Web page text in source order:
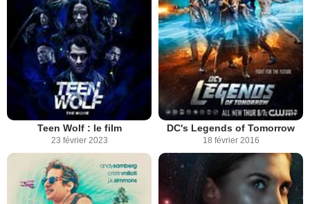
Teen Wolf : le film
23 février 2023
DC's Legends of Tomorrow
18 février 2016